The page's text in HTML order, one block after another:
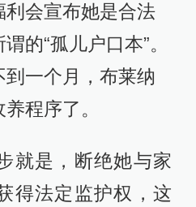
会宣布她是合法
的“孤儿户口本”。
一个月，布莱纳
程序了。
就是，断绝她与家
得法定监护权，这